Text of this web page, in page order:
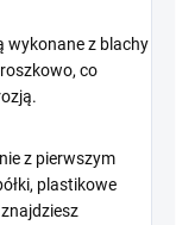
wykonane z blachy
co
z pierwszym
plastikowe